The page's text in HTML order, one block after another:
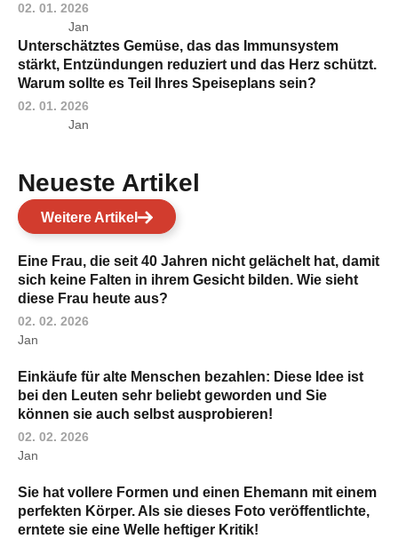
02. 01. 2026
Jan
Unterschätztes Gemüse, das das Immunsystem
stärkt, Entzündungen reduziert und das Herz schützt.
Warum sollte es Teil Ihres Speiseplans sein?
02. 01. 2026
Jan
Neueste Artikel
Weitere Artikel
Eine Frau, die seit 40 Jahren nicht gelächelt hat, damit
sich keine Falten in ihrem Gesicht bilden. Wie sieht
diese Frau heute aus?
02. 02. 2026
Jan
Einkäufe für alte Menschen bezahlen: Diese Idee ist
bei den Leuten sehr beliebt geworden und Sie
können sie auch selbst ausprobieren!
02. 02. 2026
Jan
Sie hat vollere Formen und einen Ehemann mit einem
perfekten Körper. Als sie dieses Foto veröffentlichte,
erntete sie eine Welle heftiger Kritik!